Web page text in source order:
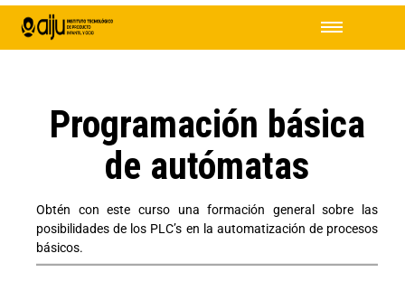
Programación básica
de autómatas
Obtén con este curso una formación general sobre las
posibilidades de los PLC’s en la automatización de procesos
básicos.